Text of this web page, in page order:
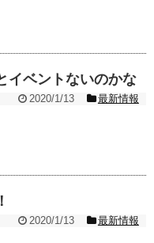
イベントないのかな
2020/1/13
最新情報
2020/1/13
最新情報